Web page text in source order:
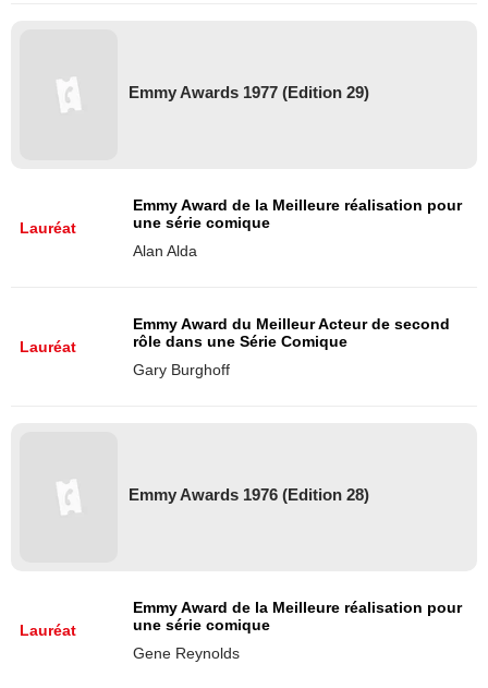
Emmy Awards 1977 (Edition 29)
Lauréat
Emmy Award de la Meilleure réalisation pour
une série comique
Alan Alda
Lauréat
Emmy Award du Meilleur Acteur de second
rôle dans une Série Comique
Gary Burghoff
Emmy Awards 1976 (Edition 28)
Lauréat
Emmy Award de la Meilleure réalisation pour
une série comique
Gene Reynolds